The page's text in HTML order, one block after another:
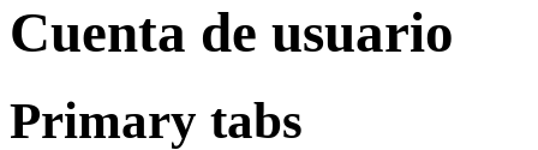
Cuenta de usuario
Primary tabs